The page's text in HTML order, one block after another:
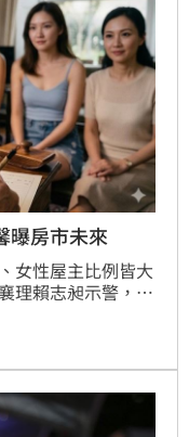
曝房市未來
女性屋主比例皆大
理賴志昶示警，隨
深遠衝擊，另一
不少丈夫為了「安
市在社會結構變化